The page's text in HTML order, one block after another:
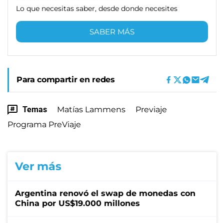
Lo que necesitas saber, desde donde necesites
SABER MÁS
Para compartir en redes
Temas Matías Lammens
Previaje
Programa PreViaje
Ver más
Argentina renovó el swap de monedas con
China por US$19.000 millones